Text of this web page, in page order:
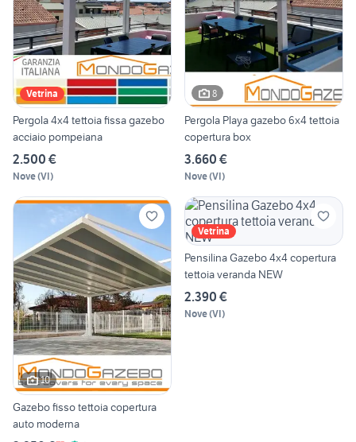
Vetrina
Pergola 4x4 tettoia fissa gazebo
acciaio pompeiana
2.500 €
Nove(VI)
8
Pergola Playa gazebo 6x4 tettoia
copertura box
3.660 €
Nove(VI)
10
Gazebo fisso tettoia copertura
auto moderna
Vetrina
Pensilina Gazebo 4x4 copertura
tettoia veranda NEW
2.390 €
Nove(VI)